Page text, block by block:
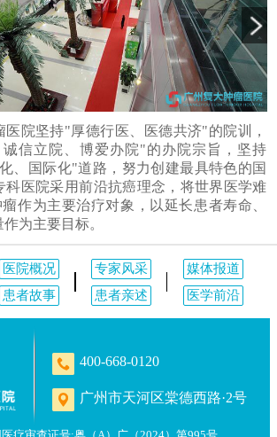
医院坚持"厚德行医、医德共济"的院训，
信立院、博爱办院"的办院宗旨，坚持
、国际化"道路，努力创建最具特色的国
科医院采用前沿抗癌理念，将世界医学难
作为主要治疗对象，以延长患者寿命、
为主要目标。
医院概况 专家风采
媒体报道
患者故事 患者亲述 医学前沿
400-668-0120
广州市天河区棠德西路·2号